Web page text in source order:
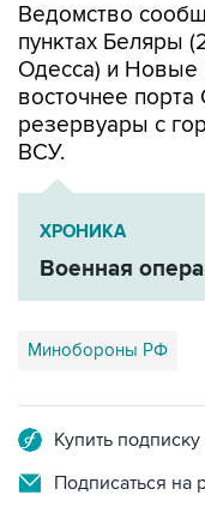
Ведомство
пунктах Беляры
Одесса) и Новые
восточнее
резервуары с
ВСУ.
ХРОНИКА
Военная
Минобороны РФ
Купить
Подписаться на